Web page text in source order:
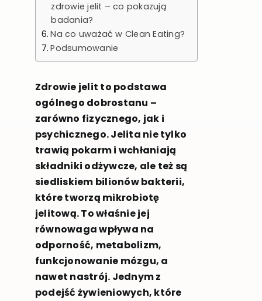
zdrowie jelit – co pokazują
badania?
Na co uważać w Clean Eating?
Podsumowanie
Zdrowie jelit to podstawa
ogólnego dobrostanu –
zarówno fizycznego, jak i
psychicznego. Jelita nie tylko
trawią pokarm i wchłaniają
składniki odżywcze, ale też są
siedliskiem bilionów bakterii,
które tworzą mikrobiotę
jelitową. To właśnie jej
równowaga wpływa na
odporność, metabolizm,
funkcjonowanie mózgu, a
nawet nastrój. Jednym z
podejść żywieniowych, które